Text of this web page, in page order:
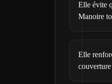
Elle évite
Manoire
Elle